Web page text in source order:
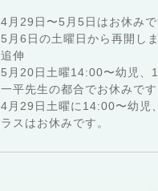
4月29日〜5月5日はお休み
5月6日の土曜日から再開し
追伸
5月20日土曜14:00〜幼児、
一平先生の都合でお休みで
4月29日土曜に14:00〜幼児
ラスはお休みです。